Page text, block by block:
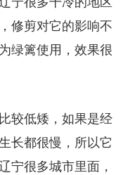
修剪对它的影响不
绿篱使用，效果很
较低矮，如果是经
长都很慢，所以它
宁很多城市里面，